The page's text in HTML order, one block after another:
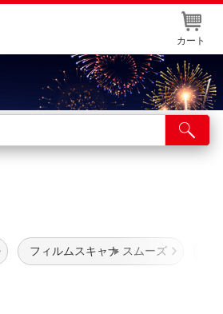
カート
フィルムスキャナ スムーズ